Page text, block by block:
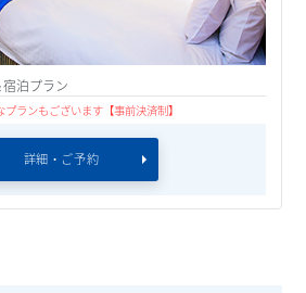
泊プラン
ランもございます【事前決済制】
詳細・ご予約